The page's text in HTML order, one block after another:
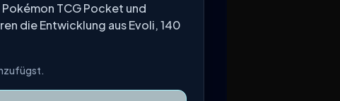
TCG Pocket und
die Entwicklung aus Evoli, 140